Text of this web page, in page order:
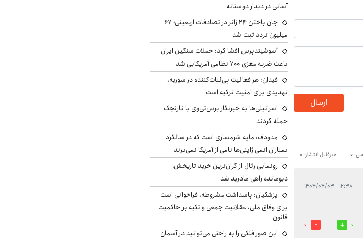
ارسال
0 غیرقابل انتشار: 0
۱۲:۳۸ - ۱۴۰۴/۰۴/۰۳
0
0
آسانی در دیدار دوستانه
جان باختن ۲۴ زائر در تصادفات اربعینی؛ ۶۷
میلیون تردد ثبت شد
آسوشیتدپرس افشا کرد: حملات سنگین ایران
باعث ضربه مغزی ۷۰۰ نظامی آمریکایی شد
فیدان: هر فعالیت بی‌ثبات‌کننده در سوریه،
تهدیدی برای امنیت ترکیه است
اسرائیلی‌ها به خبرنگار پرس‌تی‌وی با نارنجک
حمله کردند
مدودف: مایه شرمساری است که در سالگرد
بمباران اتمی ژاپنی‌ها نامی از آمریکا نمی‌برند
رونمایی رئال از گران‌ترین خرید تاریخش؛
دیومانده راهی مادرید شد
پزشکیان: پاسداشت مشروطه، فراخوانی است
برای وفاق ملی، عقلانیت جمعی و تکیه بر حاکمیت
قانون
این صور فلکی را به راحتی می‌توانید در آسمان